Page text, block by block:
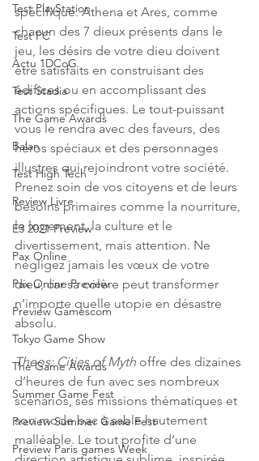
Test PlayStation
Test PC
Actu 1DCoG
Test Stadia
The Game Awards
Balan
Test High Tech
Review Livre
E3 2021 Preview
Pax Online
Pax Online Preview
Preview Gamescom
Tokyo Game Show
The Game Awards
Summer Game Fest
Preview Summer Game Fest
Preview Paris games Week
spécifique. Athena et Ares, comme
chacun des 7 dieux présents dans le
jeu, les désirs de votre dieu doivent
être satisfaits en construisant des
édifices ou en accomplissant des
actions spécifiques. Le tout-puissant
vous le rendra avec des faveurs, des
héros spéciaux et des personnages
illustres qui rejoindront votre société.
Prenez soin de vos citoyens et de leurs
besoins primaires comme la nourriture,
le logement, la culture et le
divertissement, mais attention. Ne
négligez jamais les vœux de votre
dieu, car sa colère peut transformer
n’importe quelle utopie en désastre
absolu.
Theos: Cities of Myth offre des dizaines
d’heures de fun avec ses nombreux
scénarios, ses missions thématiques et
son mode bac à sable hautement
malléable. Le tout profite d’une